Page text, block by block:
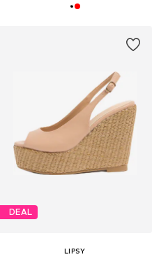
DEAL
LIPSY